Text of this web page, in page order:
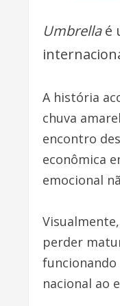
Umbrellaé
A história
chuva
encontro
econômica
emocional
perder
nacional ao